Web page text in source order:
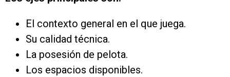
El contexto general en el que juega.
Su calidad técnica.
La posesión de pelota.
Los espacios disponibles.